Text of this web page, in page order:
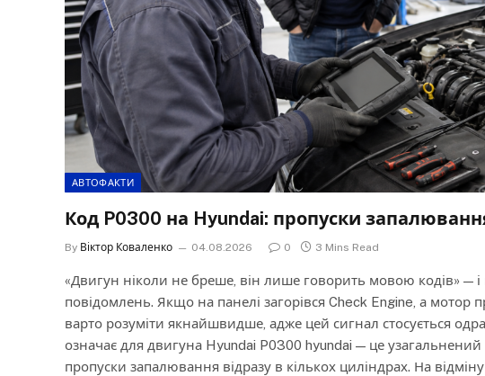
АВТОФАКТИ
Код P0300 на Hyundai: пропуски
By Віктор Коваленко 04.08.2026 0 3 Mins Read
«Двигун ніколи не бреше, він лише говорить мовою кодів» —
повідомлень. Якщо на панелі загорівся Check Engine, а мотор
варто розуміти якнайшвидше, адже цей сигнал стосується
означає для двигуна Hyundai P0300 hyundai — це
пропуски запалювання відразу в кількох циліндрах. На